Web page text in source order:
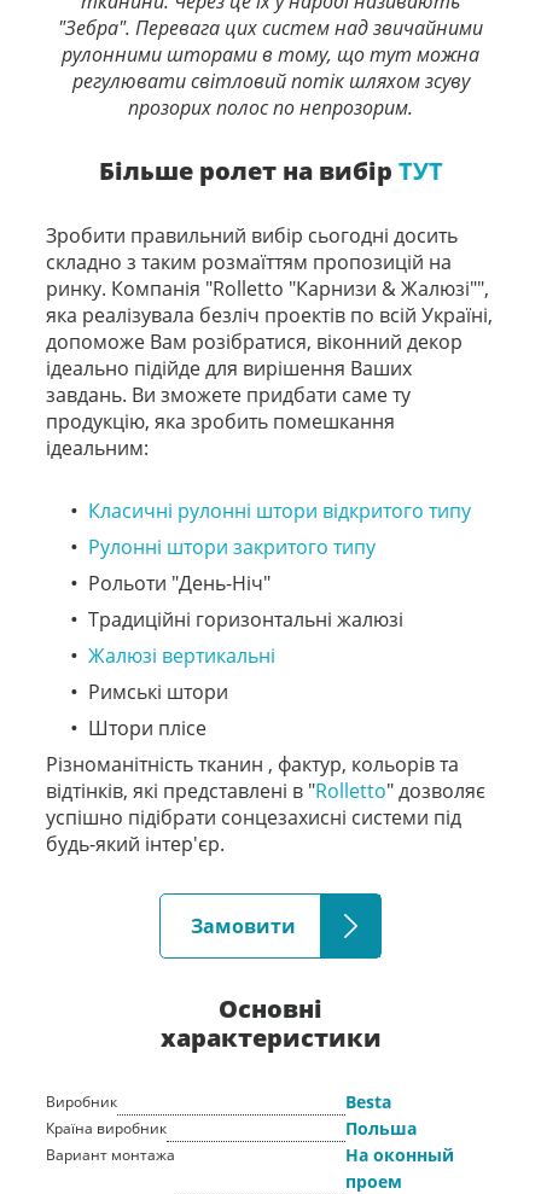
"Зебра". Перевага цих систем над звичайними
рулонними шторами в тому, що тут можна
регулювати світловий потік шляхом зсуву
прозорих полос по непрозорим.
Більше ролет на вибір ТУТ
Зробити правильний вибір сьогодні досить
складно з таким розмаїттям пропозицій на
ринку. Компанія "Rolletto "Карнизи & Жалюзі"",
яка реалізувала безліч проектів по всій Україні,
допоможе Вам розібратися, віконний декор
ідеально підійде для вирішення Ваших
завдань. Ви зможете придбати саме ту
продукцію, яка зробить помешкання
ідеальним:
Класичні рулонні штори відкритого типу
Рулонні штори закритого типу
Рольоти "День-Ніч"
Традиційні горизонтальні жалюзі
Жалюзі вертикальні
Римські штори
Штори плісе
Різноманітність тканин , фактур, кольорів та
відтінків, які представлені в "Rolletto" дозволяє
успішно підібрати сонцезахисні системи під
будь-який інтер'єр.
Замовити
Основні
характеристики
Виробник Besta
Країна виробник Польша
Вариант монтажа
На оконный
проем